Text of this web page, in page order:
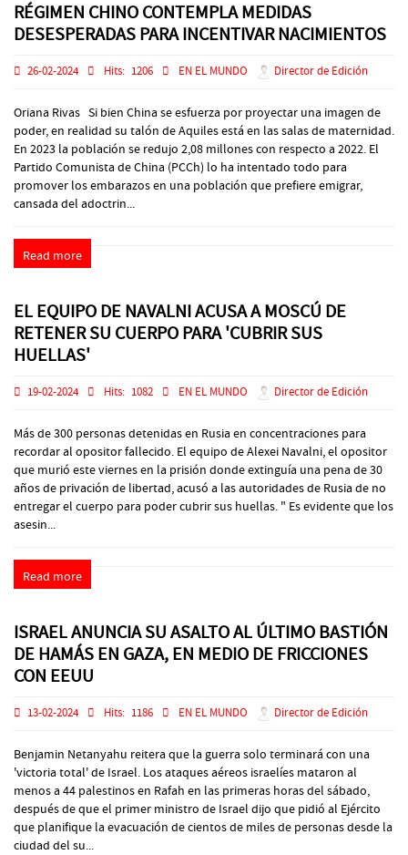
RÉGIMEN CHINO CONTEMPLA MEDIDAS
DESESPERADAS PARA INCENTIVAR NACIMIENTOS
26-02-2024 Hits: 1206 EN EL MUNDO Director de Edición
Oriana Rivas Si bien China se esfuerza por proyectar una imagen de
poder, en realidad su talón de Aquiles está en las salas de maternidad.
En 2023 la población se redujo 2,08 millones con respecto a 2022. El
Partido Comunista de China (PCCh) lo ha intentado todo para
promover los embarazos en una población que prefiere emigrar,
cansada del adoctrin...
Read more
EL EQUIPO DE NAVALNI ACUSA A MOSCÚ DE
RETENER SU CUERPO PARA 'CUBRIR SUS
HUELLAS'
19-02-2024 Hits: 1082 EN EL MUNDO Director de Edición
Más de 300 personas detenidas en Rusia en concentraciones para
recordar al opositor fallecido. El equipo de Alexei Navalni, el opositor
que murió este viernes en la prisión donde extinguía una pena de 30
años de privación de libertad, acusó a las autoridades de Rusia de no
entregar el cuerpo para poder cubrir sus huellas. " Es evidente que los
asesin...
Read more
ISRAEL ANUNCIA SU ASALTO AL ÚLTIMO BASTIÓN
DE HAMÁS EN GAZA, EN MEDIO DE FRICCIONES
CON EEUU
13-02-2024 Hits: 1186 EN EL MUNDO Director de Edición
Benjamin Netanyahu reitera que la guerra solo terminará con una
'victoria total' de Israel. Los ataques aéreos israelíes mataron al
menos a 44 palestinos en Rafah en las primeras horas del sábado,
después de que el primer ministro de Israel dijo que pidió al Ejército
que planifique la evacuación de cientos de miles de personas desde la
ciudad del su...